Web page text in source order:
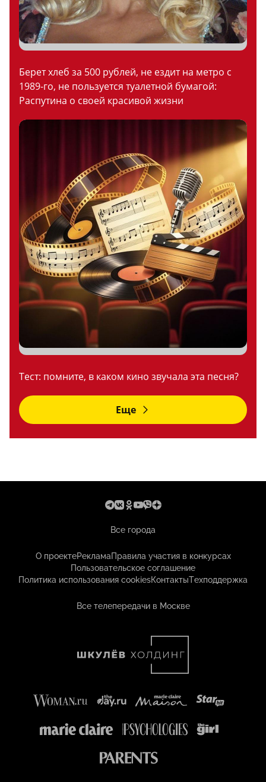
Берет хлеб за 500 рублей, не ездит на метро с
1989-го, не пользуется туалетной бумагой:
Распутина о своей красивой жизни
Тест: помните, в каком кино звучала эта песня?
Еще
Все города
О проектеРекламаПравила участия в конкурсах
Пользовательское соглашение
Политика использования cookiesКонтактыТехподдержка
Все телепередачи в Москве